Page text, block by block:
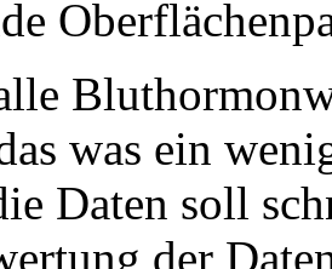
was ein
Daten soll
der